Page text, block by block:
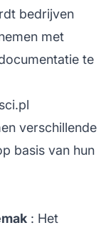
bedrijven
met
te
verschillende
basis van hun
: Het